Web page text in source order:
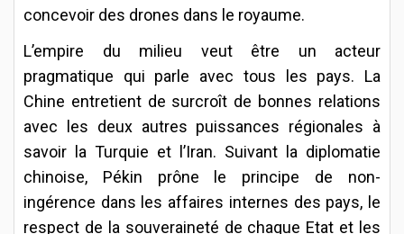
concevoir des drones dans le royaume.
L’empire du milieu veut être un acteur
pragmatique qui parle avec tous les pays. La
Chine entretient de surcroît de bonnes relations
avec les deux autres puissances régionales à
savoir la Turquie et l’Iran. Suivant la diplomatie
chinoise, Pékin prône le principe de non-
ingérence dans les affaires internes des pays, le
respect de la souveraineté de chaque Etat et les